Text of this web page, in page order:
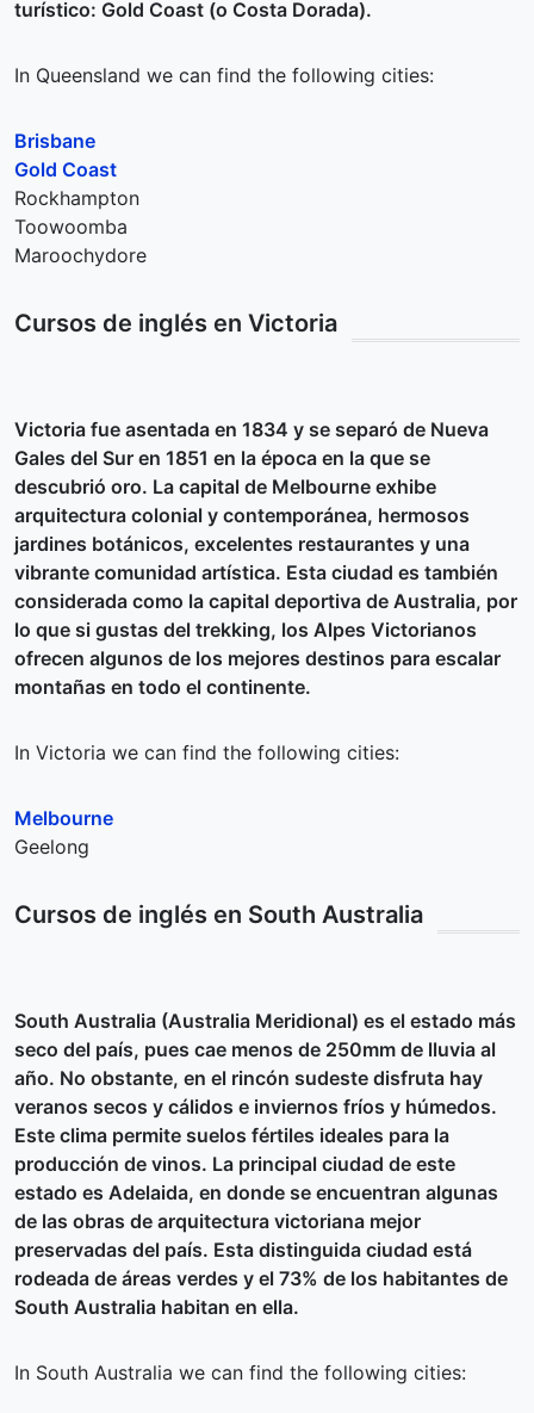
turístico: Gold Coast (o Costa Dorada).
In Queensland we can find the following cities:
Brisbane
Gold Coast
Rockhampton
Toowoomba
Maroochydore
Cursos de inglés en Victoria
Victoria fue asentada en 1834 y se separó de Nueva
Gales del Sur en 1851 en la época en la que se
descubrió oro. La capital de Melbourne exhibe
arquitectura colonial y contemporánea, hermosos
jardines botánicos, excelentes restaurantes y una
vibrante comunidad artística. Esta ciudad es también
considerada como la capital deportiva de Australia, por
lo que si gustas del trekking, los Alpes Victorianos
ofrecen algunos de los mejores destinos para escalar
montañas en todo el continente.
In Victoria we can find the following cities:
Melbourne
Geelong
Cursos de inglés en South Australia
South Australia (Australia Meridional) es el estado más
seco del país, pues cae menos de 250mm de lluvia al
año. No obstante, en el rincón sudeste disfruta hay
veranos secos y cálidos e inviernos fríos y húmedos.
Este clima permite suelos fértiles ideales para la
producción de vinos. La principal ciudad de este
estado es Adelaida, en donde se encuentran algunas
de las obras de arquitectura victoriana mejor
preservadas del país. Esta distinguida ciudad está
rodeada de áreas verdes y el 73% de los habitantes de
South Australia habitan en ella.
In South Australia we can find the following cities: